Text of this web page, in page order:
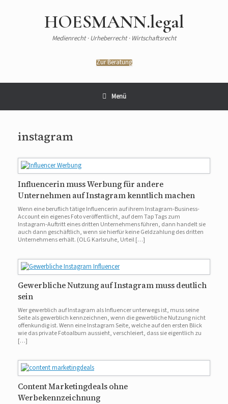
HOESMANN.legal
Medienrecht · Urheberrecht · Wirtschaftsrecht
Zur Beratung
Menü
instagram
Influencerin muss Werbung für andere
Unternehmen auf Instagram kenntlich machen
Wenn eine beruflich tätige Influencerin auf ihrem Instagram-Business-
Account ein eigenes Foto veröffentlicht, auf dem Tap Tags zum
Instagram-Auftritt eines dritten Unternehmens führen, dann handelt sie
auch dann geschäftlich, wenn sie hierfür keine Geldzahlung des dritten
Unternehmens erhält. (OLG Karlsruhe, Urteil […]
Gewerbliche Nutzung auf Instagram muss deutlich
sein
Wer gewerblich auf Instagram als Influencer unterwegs ist, muss seine
Seite als gewerblich kennzeichnen, wenn die gewerbliche Nutzung nicht
offenkundig ist. Wenn eine Instagram Seite, welche auf den ersten Blick
wie das private Fotoalbum aussieht, verschleiert, dass sie eigentlich zu
[…]
Content Marketingdeals ohne
Werbekennzeichnung